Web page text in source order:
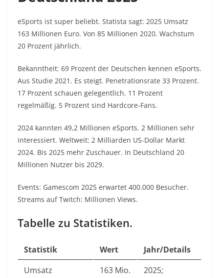
eSports ist super beliebt. Statista sagt: 2025 Umsatz
163 Millionen Euro. Von 85 Millionen 2020. Wachstum
20 Prozent jährlich.
Bekanntheit: 69 Prozent der Deutschen kennen eSports.
Aus Studie 2021. Es steigt. Penetrationsrate 33 Prozent.
17 Prozent schauen gelegentlich. 11 Prozent
regelmäßig. 5 Prozent sind Hardcore-Fans.
2024 kannten 49,2 Millionen eSports. 2 Millionen sehr
interessiert. Weltweit: 2 Milliarden US-Dollar Markt
2024. Bis 2025 mehr Zuschauer. In Deutschland 20
Millionen Nutzer bis 2029.
Events: Gamescom 2025 erwartet 400.000 Besucher.
Streams auf Twitch: Millionen Views.
Tabelle zu Statistiken.
Statistik Wert
Jahr/Details
Umsatz
163 Mio.
2025;